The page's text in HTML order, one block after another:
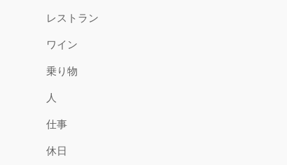
レストラン
ワイン
乗り物
人
仕事
休日